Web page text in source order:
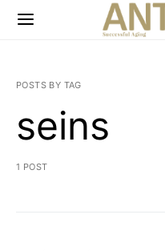
POSTS BY TAG
seins
1 POST